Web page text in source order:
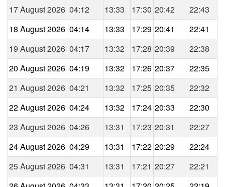
17 August 2026 04:12 13:33 17:30 20:42
22:43
18 August 2026 04:14 13:33 17:29 20:41
22:41
19 August 2026 04:17 13:32 17:28 20:39
22:38
20 August 2026 04:19 13:32 17:26 20:37
22:35
21 August 2026 04:21 13:32 17:25 20:35
22:32
22 August 2026 04:24 13:32 17:24 20:33
22:30
23 August 2026 04:26 13:31 17:23 20:31
22:27
24 August 2026 04:29 13:31 17:22 20:29
22:24
25 August 2026 04:31 13:31 17:21 20:27
22:21